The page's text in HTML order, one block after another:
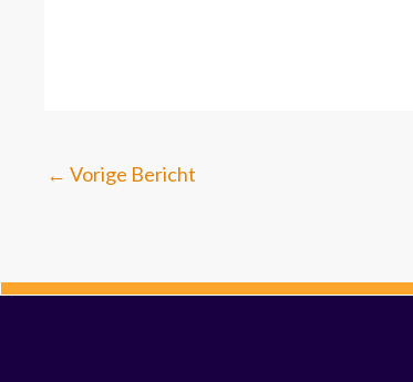
← Vorige Bericht